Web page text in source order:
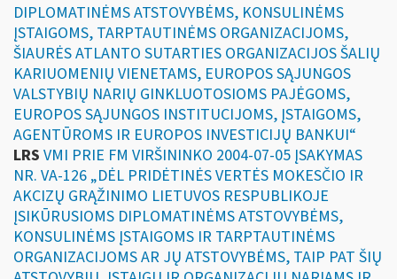
DIPLOMATINĖMS ATSTOVYBĖMS, KONSULINĖMS
ĮSTAIGOMS, TARPTAUTINĖMS ORGANIZACIJOMS,
ŠIAURĖS ATLANTO SUTARTIES ORGANIZACIJOS ŠALIŲ
KARIUOMENIŲ VIENETAMS, EUROPOS SĄJUNGOS
VALSTYBIŲ NARIŲ GINKLUOTOSIOMS PAJĖGOMS,
EUROPOS SĄJUNGOS INSTITUCIJOMS, ĮSTAIGOMS,
AGENTŪROMS IR EUROPOS INVESTICIJŲ BANKUI“
LRS VMI PRIE FM VIRŠININKO 2004-07-05 ĮSAKYMAS
NR. VA-126 „DĖL PRIDĖTINĖS VERTĖS MOKESČIO IR
AKCIZŲ GRĄŽINIMO LIETUVOS RESPUBLIKOJE
ĮSIKŪRUSIOMS DIPLOMATINĖMS ATSTOVYBĖMS,
KONSULINĖMS ĮSTAIGOMS IR TARPTAUTINĖMS
ORGANIZACIJOMS AR JŲ ATSTOVYBĖMS, TAIP PAT ŠIŲ